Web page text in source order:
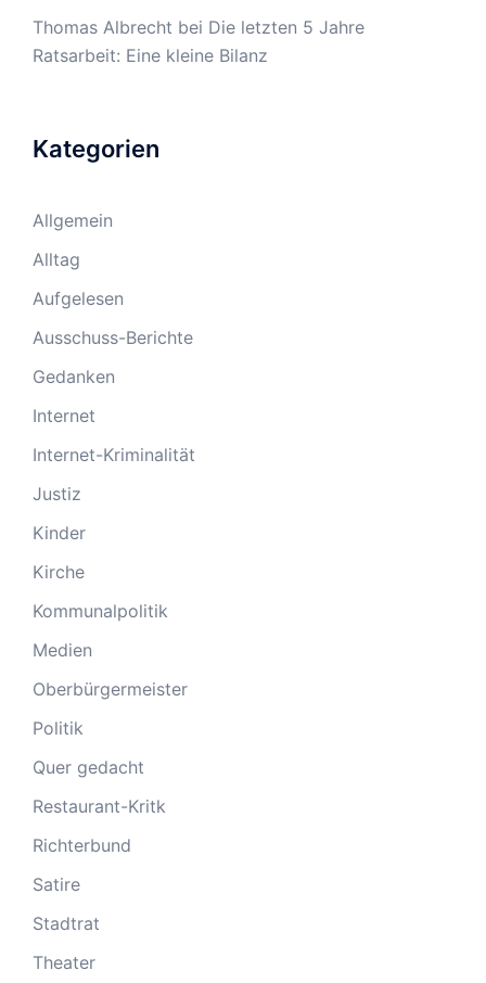
Thomas Albrecht bei Die letzten 5 Jahre
Ratsarbeit: Eine kleine Bilanz
Kategorien
Allgemein
Alltag
Aufgelesen
Ausschuss-Berichte
Gedanken
Internet
Internet-Kriminalität
Justiz
Kinder
Kirche
Kommunalpolitik
Medien
Oberbürgermeister
Politik
Quer gedacht
Restaurant-Kritk
Richterbund
Satire
Stadtrat
Theater